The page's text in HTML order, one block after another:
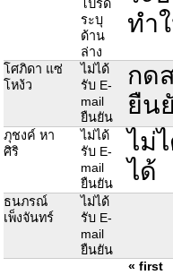
โปรด
ระบุ
ด้าน
ล่าง
ทำ
โศภิดา แซ่
โหง้ว
ไม่ได้
รับ E-
mail
ยืนยัน
กด
ยืน
ภุชงค์ หา
ศิริ
ไม่ได้
รับ E-
mail
ยืนยัน
ไม่
ได้
ธนภรณ์
เพ็งจันทร์
ไม่ได้
รับ E-
mail
ยืนยัน
« first